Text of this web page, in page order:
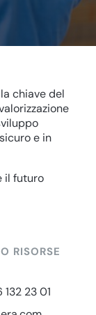
chiave del
e in
il futuro
RISORSE
23 01